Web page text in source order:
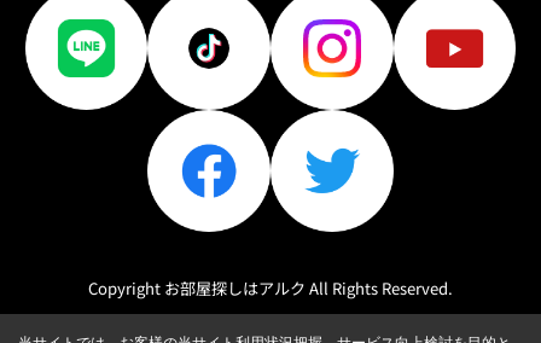
Copyright お部屋探しはアルク All Rights Reserved.